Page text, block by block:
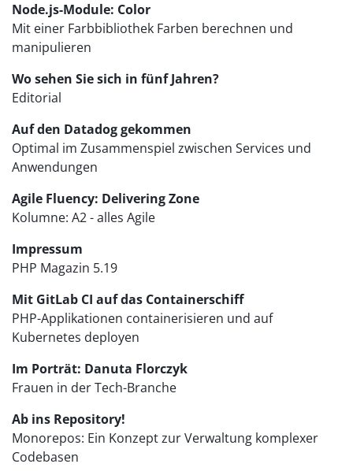
Node.js-Module: Color
Mit einer Farbbibliothek Farben berechnen und
manipulieren
Wo sehen Sie sich in fünf Jahren?
Editorial
Auf den Datadog gekommen
Optimal im Zusammenspiel zwischen Services und
Anwendungen
Agile Fluency: Delivering Zone
Kolumne: A2 - alles Agile
Impressum
PHP Magazin 5.19
Mit GitLab CI auf das Containerschiff
PHP-Applikationen containerisieren und auf
Kubernetes deployen
Im Porträt: Danuta Florczyk
Frauen in der Tech-Branche
Ab ins Repository!
Monorepos: Ein Konzept zur Verwaltung komplexer
Codebasen